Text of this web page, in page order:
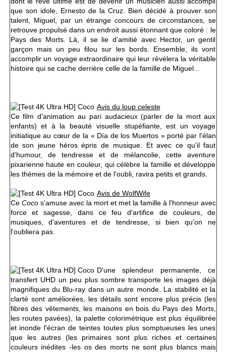
que son idole, Ernesto de la Cruz. Bien décidé à prouver son
talent, Miguel, par un étrange concours de circonstances, se
retrouve propulsé dans un endroit aussi étonnant que coloré : le
Pays des Morts. Là, il se lie d’amitié avec Hector, un gentil
garçon mais un peu filou sur les bords. Ensemble, ils vont
accomplir un voyage extraordinaire qui leur révèlera la véritable
histoire qui se cache derrière celle de la famille de Miguel...
Avis du loup celeste
Ce film d'animation au pari audacieux (parler de la mort aux
enfants) et à la beauté visuelle stupéfiante, est un voyage
initiatique au cœur de la « Día de los Muertos » porté par l'élan
de son jeune héros épris de musique. Et avec ce qu'il faut
d'humour, de tendresse et de mélancolie, cette aventure
pixarienne haute en couleur, qui célèbre la famille et développe
les thèmes de la mémoire et de l'oubli, ravira petits et grands.
Avis de WolfWife
Ce Cocos'amuse avec la mort et met la famille à l'honneur avec
force et sagesse, dans ce feu d'artifice de couleurs, de
musiques, d'aventures et de tendresse, si bien qu'on ne
l'oubliera pas.
D'une splendeur permanente, ce
transfert UHD un peu plus sombre transporte les images déjà
magnifiques du Blu-ray dans un autre monde. La stabilité et la
clarté sont améliorées, les détails sont encore plus précis (les
fibres des vêtements, les maisons en bois du Pays des Morts,
les routes pavées), la palette colorimétrique est plus équilibrée
et inonde l'écran de teintes toutes plus somptueuses les unes
que les autres (les primaires sont plus riches et certaines
couleurs inédites -les os des morts ne sont plus blancs mais